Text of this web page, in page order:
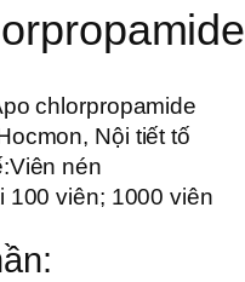
Nội tiết tố
Viên nén
100 viên; 1000 viên